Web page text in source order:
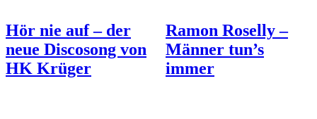
Hör nie auf – der
neue Discosong von
HK Krüger
Ramon Roselly –
Männer tun’s
immer